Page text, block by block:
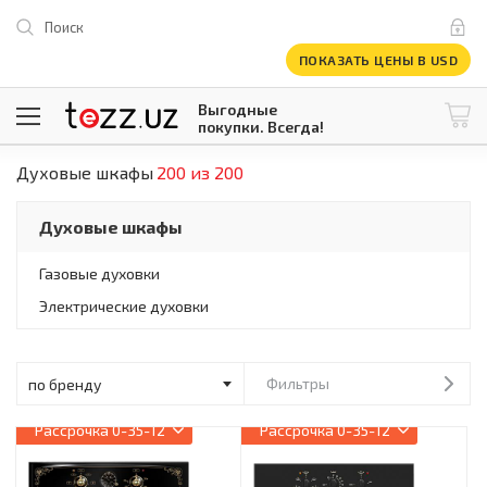
Поиск
ПОКАЗАТЬ ЦЕНЫ В USD
Выгодные
покупки. Всегда!
1 USD = 12 296.16 сум\
Все категории
Компьютеры и оргтехника
Телевизоры
Климатическая техника
Мелкая бытовая техника
Климатическая техника
Крупнобытовая техника
Мелкая бытовая техника
Духовые шкафы 200 из 200
Духовые шкафы
Газовые духовки
Электрические духовки
Фильтры
Рассрочка0-35-12 Рассрочка0-35-12